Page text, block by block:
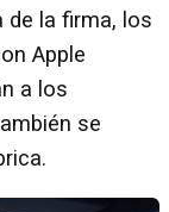
de la firma, los
Apple
a los
se